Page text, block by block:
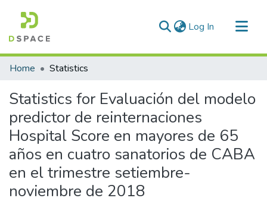
Log In (current)
Communities & Collections
Home Statistics
Statistics for Evaluación del modelo
predictor de reinternaciones
Hospital Score en mayores de 65
años en cuatro sanatorios de CABA
en el trimestre setiembre-
noviembre de 2018